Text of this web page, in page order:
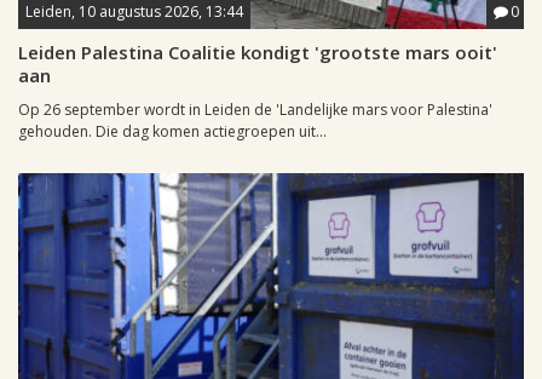
Leiden, 10 augustus 2026, 13:44 0
Leiden Palestina Coalitie kondigt 'grootste mars ooit'
aan
Op 26 september wordt in Leiden de 'Landelijke mars voor Palestina'
gehouden. Die dag komen actiegroepen uit...